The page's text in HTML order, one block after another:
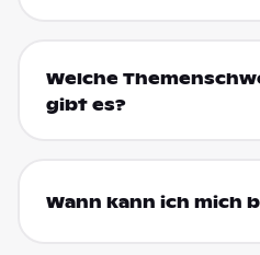
Welche
gibt es?
Wann kann ich mich